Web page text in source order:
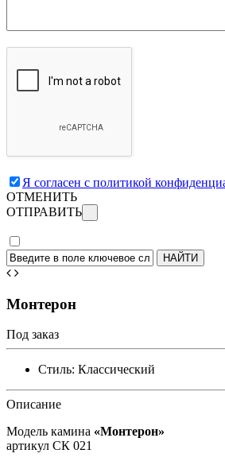
Я согласен с политикой
ОТМЕНИТЬ
ОТПРАВИТЬ
Монтерон
Под заказ
Стиль: Классический
Описание
Модель камина «Монтерон»
артикул СК 021